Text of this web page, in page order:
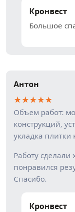
Кронвест
Большое
Антон
★★★★★
Объем работ:
конструкций,
укладка плитки
Работу
понравился
Спасибо.
Кронвест